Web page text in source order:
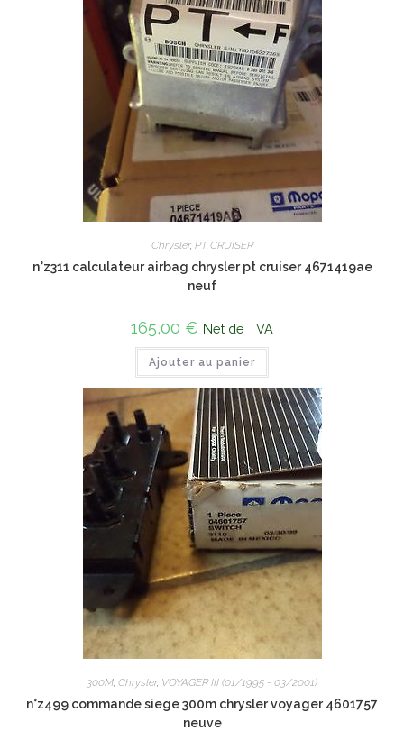
Chrysler, PT CRUISER
n°z311 calculateur airbag chrysler pt cruiser 4671419ae
neuf
165,00 € Net de TVA
Ajouter au panier
300M, Chrysler, VOYAGER III (01/1995 - 03/2001)
n°z499 commande siege 300m chrysler voyager 4601757
neuve